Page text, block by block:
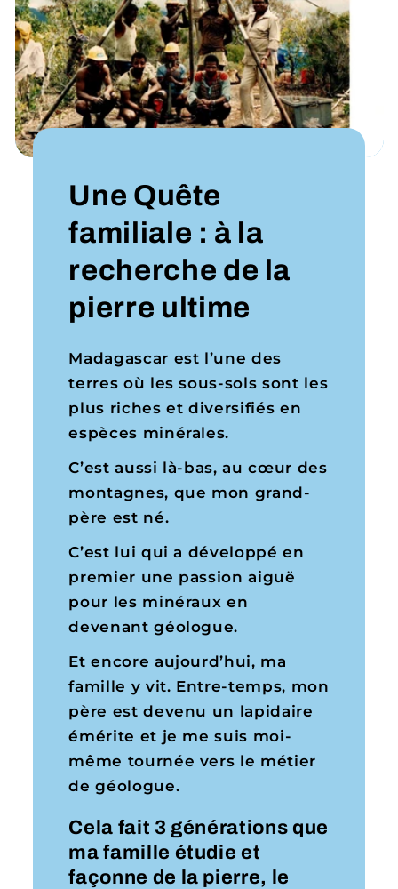
Une Quête
familiale : à la
recherche de la
pierre ultime
Madagascar est l’une des
terres où les sous-sols sont les
plus riches et diversifiés en
espèces minérales.
C’est aussi là-bas, au cœur des
montagnes, que mon grand-
père est né.
C’est lui qui a développé en
premier une passion aiguë
pour les minéraux en
devenant géologue.
Et encore aujourd’hui, ma
famille y vit. Entre-temps, mon
père est devenu un lapidaire
émérite et je me suis moi-
même tournée vers le métier
de géologue.
Cela fait 3 générations que
ma famille étudie et
façonne de la pierre, le